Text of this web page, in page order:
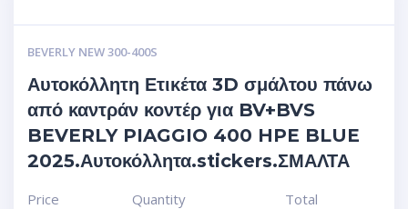
BEVERLY NEW 300-400S
Αυτοκόλλητη Ετικέτα 3D σμάλτου πάνω
από καντράν κοντέρ για BV+BVS
BEVERLY PIAGGIO 400 HPE BLUE
2025.Αυτοκόλλητα.stickers.ΣΜΑΛΤΑ
Price
Quantity
Total